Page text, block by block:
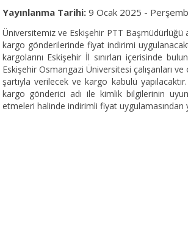
Yayınlanma Tarihi:9 Ocak 2025 -
Üniversitemiz ve Eskişehir PTT Başmüdürlüğü
kargo gönderilerinde fiyat indirimi
kargolarını Eskişehir İl sınırları içerisinde
Eskişehir Osmangazi Üniversitesi çalışanları
şartıyla verilecek ve kargo kabulü
kargo gönderici adı ile kimlik bilgilerinin
etmeleri halinde indirimli fiyat uygulamasından